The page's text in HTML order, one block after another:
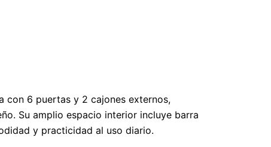
con 6 puertas y 2 cajones externos,
Su amplio espacio interior incluye barra
y practicidad al uso diario.